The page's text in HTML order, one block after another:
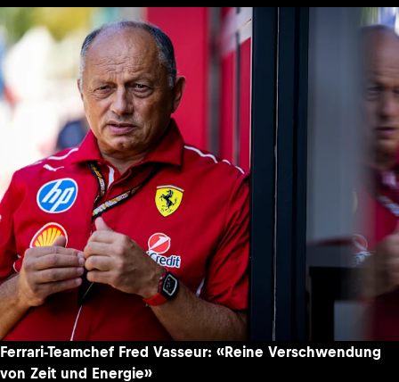
Ferrari-Teamchef Fred Vasseur: «Reine Verschwendung
von Zeit und Energie»